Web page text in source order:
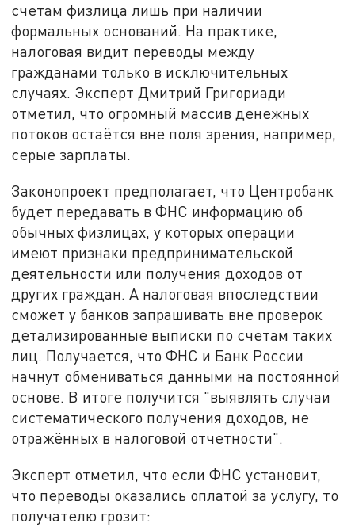
счетам физлица лишь при наличии
формальных оснований. На практике,
налоговая видит переводы между
гражданами только в исключительных
случаях. Эксперт Дмитрий Григориади
отметил, что огромный массив денежных
потоков остаётся вне поля зрения, например,
серые зарплаты.
Законопроект предполагает, что Центробанк
будет передавать в ФНС информацию об
обычных физлицах, у которых операции
имеют признаки предпринимательской
деятельности или получения доходов от
других граждан. А налоговая впоследствии
сможет у банков запрашивать вне проверок
детализированные выписки по счетам таких
лиц. Получается, что ФНС и Банк России
начнут обмениваться данными на постоянной
основе. В итоге получится "выявлять случаи
систематического получения доходов, не
отражённых в налоговой отчетности".
Эксперт отметил, что если ФНС установит,
что переводы оказались оплатой за услугу, то
получателю грозит: